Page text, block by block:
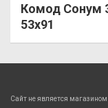
Комод Сонум
53х91
Сайт не является магазином